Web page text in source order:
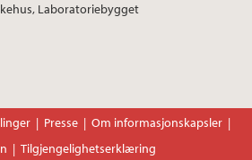
Laboratoriebygget
Presse
Om informasjonskapsler
Tilgjengelighetserklæring